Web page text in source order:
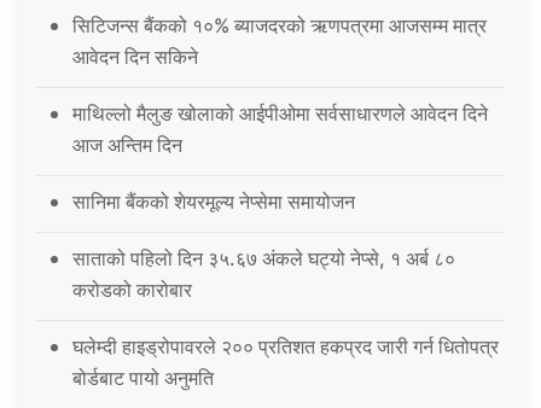
सिटिजन्स बैंकको १०% ब्याजदरको ऋणपत्रमा आजसम्म मात्र
आवेदन दिन सकिने
माथिल्लो मैलुङ खोलाको आईपीओमा सर्वसाधारणले आवेदन दिने
आज अन्तिम दिन
सानिमा बैंकको शेयरमूल्य नेप्सेमा समायोजन
साताको पहिलो दिन ३५.६७ अंकले घट्यो नेप्से, १ अर्ब ८०
करोडको कारोबार
घलेम्दी हाइड्रोपावरले २०० प्रतिशत हकप्रद जारी गर्न धितोपत्र
बोर्डबाट पायो अनुमति